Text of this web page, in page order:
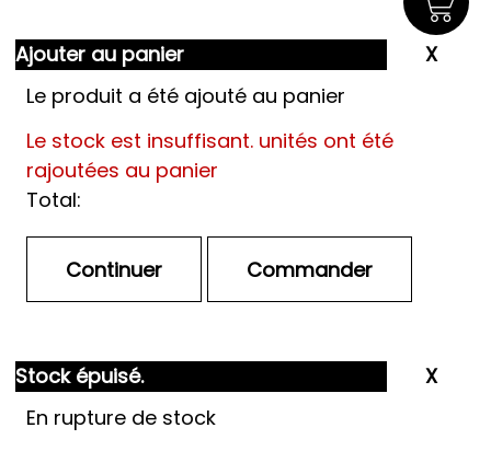
Ajouter au panier
Le produit a été ajouté au panier
Le stock est insuffisant. unités ont été
rajoutées au panier
Total:
Stock épuisé.
En rupture de stock